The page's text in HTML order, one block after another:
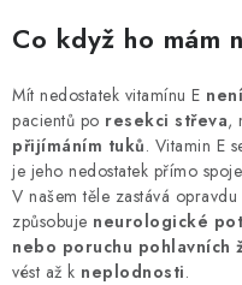
Co když ho mám
Mít nedostatek vitamínu E
pacientů po resekci střeva,
přijímáním tuků. Vitamin E
je jeho nedostatek přímo
V našem těle zastává
způsobuje neurologické
nebo poruchu pohlavních
vést až k neplodnosti.